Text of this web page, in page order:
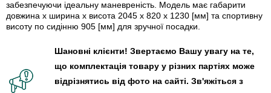
забезпечуючи ідеальну маневреність. Модель має габарити
довжина x ширина x висота 2045 x 820 x 1230 [мм] та спортивну
висоту по сидінню 905 [мм] для зручної посадки.
Шановні клієнти! Звертаємо Вашу увагу на те,
що комплектація товару у різних партіях може
відрізнятись від фото на сайті. Зв'яжіться з